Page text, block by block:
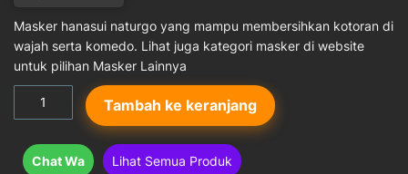
Masker hanasui naturgo yang mampu membersihkan kotoran di
wajah serta komedo. Lihat juga kategori masker di website
untuk pilihan Masker Lainnya
Kuantitas
Hanasui
Tambah ke keranjang
Chat Wa Lihat Semua Produk